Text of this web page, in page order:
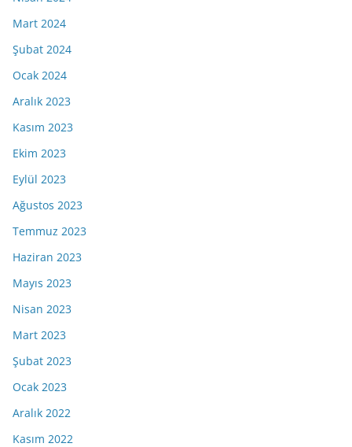
Mart 2024
Şubat 2024
Ocak 2024
Aralık 2023
Kasım 2023
Ekim 2023
Eylül 2023
Ağustos 2023
Temmuz 2023
Haziran 2023
Mayıs 2023
Nisan 2023
Mart 2023
Şubat 2023
Ocak 2023
Aralık 2022
Kasım 2022